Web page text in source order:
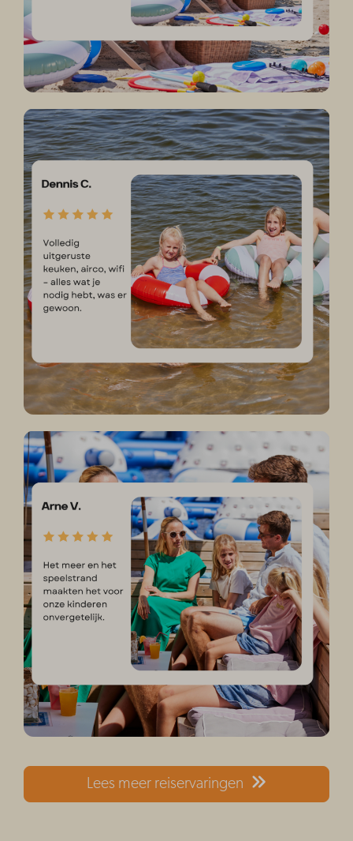
Lees meer reiservaringen